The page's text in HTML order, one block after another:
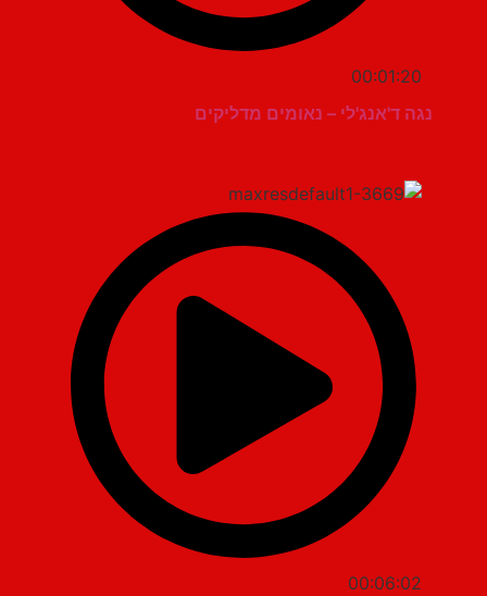
00:01:20
נגה ד'אנג'לי – נאומים מדליקים
00:06:02